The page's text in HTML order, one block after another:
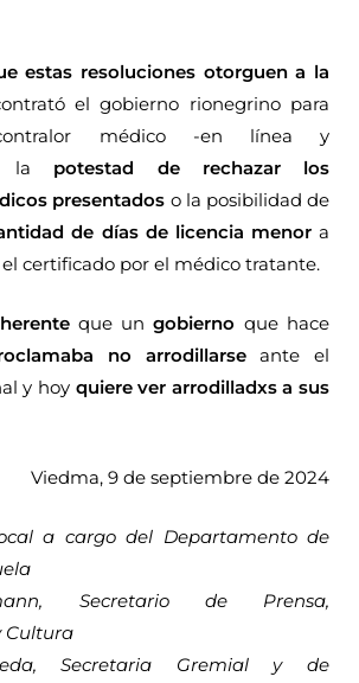
estas resoluciones otorguen a la
el gobierno rionegrino para
médico -en línea y
, la potestad de rechazar los
presentados o la posibilidad de
de días de licencia menora
certificado por el médico tratante.
que ungobierno que hace
no arrodillarseante el
y hoy quiere ver arrodilladxs a sus
Viedma, 9 de septiembre de 2024
a cargo del Departamento de
Secretario de Prensa,
Cultura
Secretaria Gremial y de